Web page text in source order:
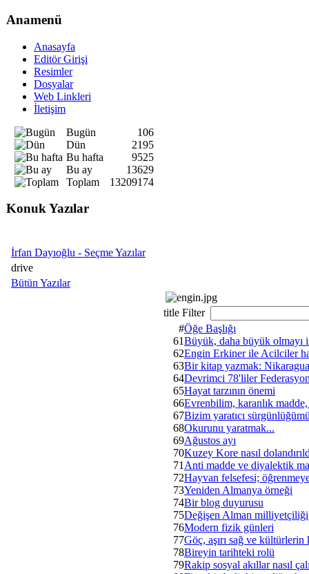
Anamenü
Anasayfa
Editör Girişi
Resimler
Dosyalar
Web Linkleri
İletişim
Bugün
106
Dün
2195
Bu hafta
9525
Bu ay
13629
Toplam
13209174
Konuk Yazılar
İrfan Dayıoğlu - Seçme Yazılar
drive
Bütün Yazılar
title Filter
#Öğe Başlığı
61Büyük, daha büyük olmayı
62Engin Erkiner ile Acilciler
63Bir kitap yazmak: Nikaragua
64Devrimci 78'liler
65Hayat tarzının önemi
66Evrenbilim, karanlık
67Bizim yaratıcı
68Okurunu yaratmak...
69Ağustos ayı
70Kuzey Kore nasıl
71 Anti madde ve diyalektik
72Hayvan felsefesi;
73Yeniden Almanya örneği
74Bir blog duyurusu
75Değişen Alman milliyetçiliği
76Modern fizik günleri
77Göç, aşırı sağ ve kültürlerin
78Bireyin tarihteki rolü
79Rakip sosyal akıllar nasıl